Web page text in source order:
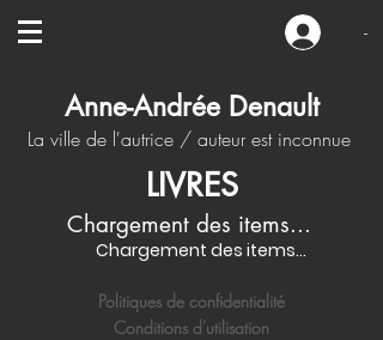
-
Anne-Andrée Denault
La ville de l'autrice / auteur est inconnue
LIVRES
Chargement des items...
Chargement des items...
Politiques de confidentialité
Conditions d'utilisation